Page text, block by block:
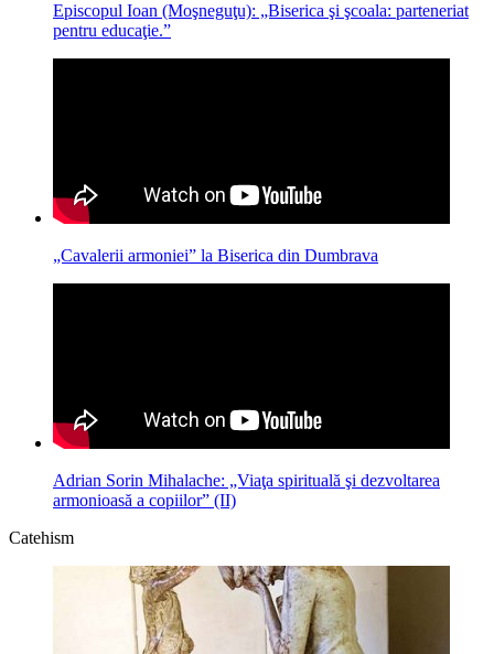
Episcopul Ioan (Moşneguţu): „Biserica şi şcoala: parteneriat
pentru educaţie.”
„Cavalerii armoniei” la Biserica din Dumbrava
Adrian Sorin Mihalache: „Viaţa spirituală şi dezvoltarea
armonioasă a copiilor” (II)
Catehism